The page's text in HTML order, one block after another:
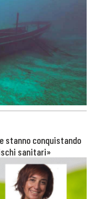
stanno conquistando
sanitari»